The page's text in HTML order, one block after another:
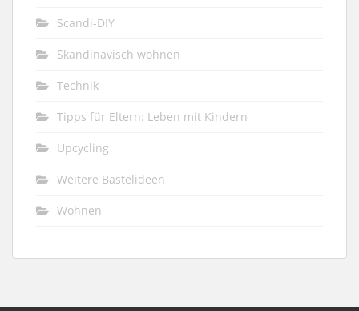
Scandi-DIY
Skandinavisch wohnen
Technik
Tipps für Eltern: Leben mit Kindern
Upcycling
Weitere Bastelideen
Wohnen